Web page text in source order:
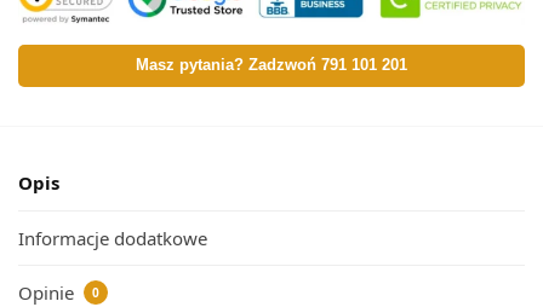
Masz pytania? Zadzwoń 791 101 201
Opis
Informacje dodatkowe
Opinie 0